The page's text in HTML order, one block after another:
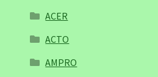
ACER
ACTO
AMPRO